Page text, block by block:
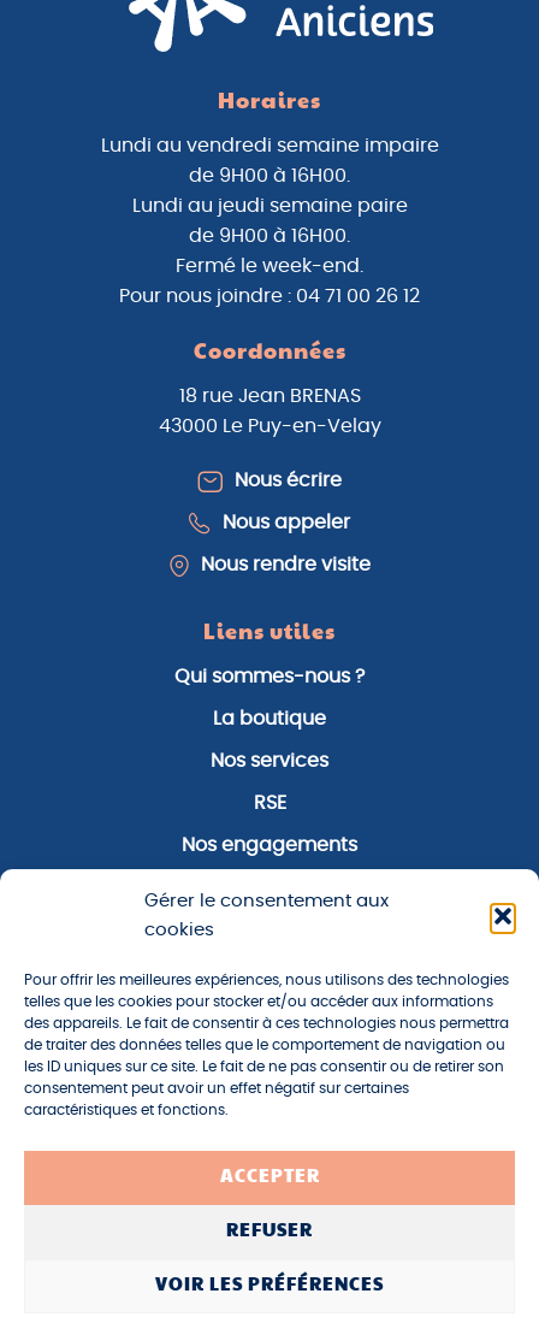
Gérer le consentement aux
cookies
Pour offrir les meilleures expériences, nous utilisons des technologies
telles que les cookies pour stocker et/ou accéder aux informations
des appareils. Le fait de consentir à ces technologies nous permettra
de traiter des données telles que le comportement de navigation ou
les ID uniques sur ce site. Le fait de ne pas consentir ou de retirer son
consentement peut avoir un effet négatif sur certaines
caractéristiques et fonctions.
ACCEPTER
REFUSER
VOIR LES PRÉFÉRENCES
Horaires
Lundi au vendredi semaine impaire
de 9H00 à 16H00.
Lundi au jeudi semaine paire
de 9H00 à 16H00.
Fermé le week-end.
Pour nous joindre : 04 71 00 26 12
Coordonnées
18 rue Jean BRENAS
43000 Le Puy-en-Velay
Nous écrire
Nous appeler
Nous rendre visite
Liens utiles
Qui sommes-nous ?
La boutique
Nos services
RSE
Nos engagements
Notre actualité
À propos
Plan du site
Mentions légales
Un site développé par l'Agence Oktopod
Nous suivre
FacebookInstagram